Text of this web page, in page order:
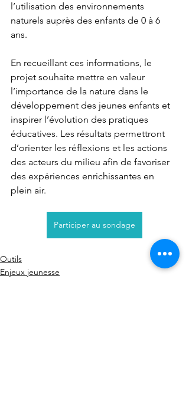
l’utilisation des environnements
naturels auprès des enfants de 0 à 6
ans.
En recueillant ces informations, le
projet souhaite mettre en valeur
l’importance de la nature dans le
développement des jeunes enfants et
inspirer l’évolution des pratiques
éducatives. Les résultats permettront
d’orienter les réflexions et les actions
des acteurs du milieu afin de favoriser
des expériences enrichissantes en
plein air.
Participer au sondage
Outils
Enjeux jeunesse